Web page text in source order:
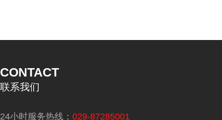
CONTACT
联系我们
24小时服务热线： 029-87285001